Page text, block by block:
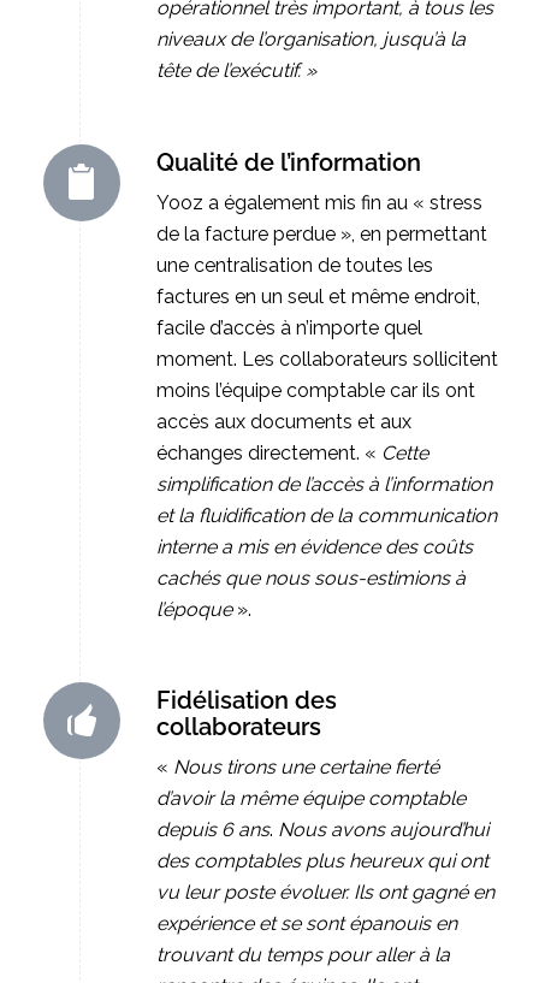
opérationnel très important, à tous les
niveaux de l’organisation, jusqu’à la
tête de l’exécutif. »
Qualité de l’information
Yooz a également mis fin au « stress
de la facture perdue », en permettant
une centralisation de toutes les
factures en un seul et même endroit,
facile d’accès à n’importe quel
moment. Les collaborateurs sollicitent
moins l’équipe comptable car ils ont
accès aux documents et aux
échanges directement. « Cette
simplification de l’accès à l’information
et la fluidification de la communication
interne a mis en évidence des coûts
cachés que nous sous-estimions à
l’époque».
Fidélisation des
collaborateurs
« Nous tirons une certaine fierté
d’avoir la même équipe comptable
depuis 6 ans. Nous avons aujourd’hui
des comptables plus heureux qui ont
vu leur poste évoluer. Ils ont gagné en
expérience et se sont épanouis en
trouvant du temps pour aller à la